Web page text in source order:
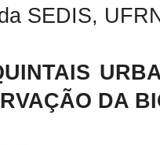
SEDIS,
DA